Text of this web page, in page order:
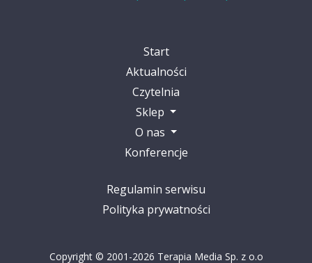
Start
Aktualności
Czytelnia
Sklep
O nas
Konferencje
Regulamin serwisu
Polityka prywatności
Copyright © 2001-2026 Terapia Media Sp. z o.o